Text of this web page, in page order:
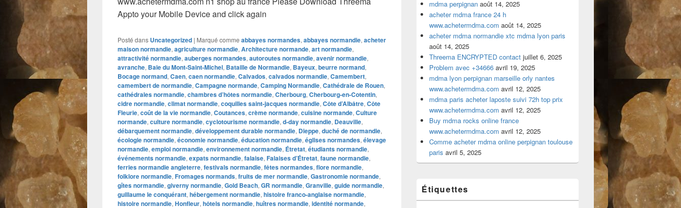
Appto your Mobile Device and click again
Posté dans Uncategorized | Marqué comme abbayes normandes, abbayes normandie, acheter
maison normandie, agriculture normandie, Architecture normande, art normandie,
attractivité normandie, auberges normandes, autoroutes normandie, avenir normandie,
avranche, Baie du Mont-Saint-Michel, Bataille de Normandie, Bayeux, beurre normand,
Bocage normand, Caen, caen normandie, Calvados, calvados normandie, Camembert,
camembert de normandie, Campagne normande, Camping Normandie, Cathédrale de Rouen,
cathédrales normandie, chambres d’hôtes normandie, Cherbourg, Cherbourg-en-Cotentin,
cidre normandie, climat normandie, coquilles saint-jacques normandie, Côte d’Albâtre, Côte
Fleurie, coût de la vie normandie, Coutances, crème normande, cuisine normande, Culture
normande, culture normandie, cyclotourisme normandie, d-day normandie, Deauville,
débarquement normandie, développement durable normandie, Dieppe, duché de normandie,
écologie normandie, économie normandie, éducation normandie, églises normandes, élevage
normandie, emploi normandie, environnement normandie, Étretat, étudiants normandie,
événements normandie, expats normandie, falaise, Falaises d’Étretat, faune normandie,
ferries normandie angleterre, festivals normandie, fêtes normandes, flore normandie,
folklore normandie, Fromages normands, fruits de mer normandie, Gastronomie normande,
gîtes normandie, giverny normandie, Gold Beach, GR normandie, Granville, guide normandie,
guillaume le conquérant, hébergement normandie, histoire franco-anglaise normandie,
histoire normandie, Honfleur, hôtels normandie, huîtres normandie, identité normande,
mdma perpignan août 14, 2025
acheter mdma france 24 h
www.achetermdma.com août 14, 2025
acheter mdma normandie xtc mdma lyon paris
août 14, 2025
Threema ENCRYPTED contact juillet 6, 2025
Problem avec +34666 avril 19, 2025
mdma lyon perpignan marseille orly nantes
www.achetermdma.com avril 12, 2025
mdma paris acheter laposte suivi 72h top prix
www.achetermdma.com avril 12, 2025
Buy mdma rocks online france
www.achetermdma.com avril 12, 2025
Comme acheter mdma online perpignan toulouse
paris avril 5, 2025
Étiquettes